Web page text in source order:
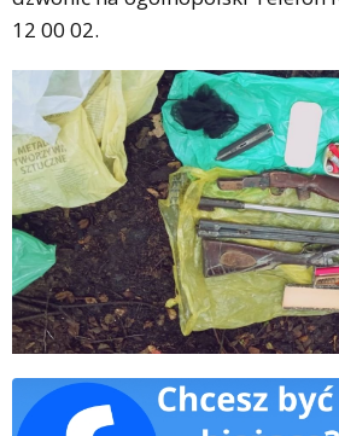
12 00 02.